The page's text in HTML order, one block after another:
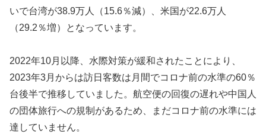
いで台湾が38.9万人（15.6％減）、米国が22.6万人
（29.2％増）となっています。
2022年10月以降、水際対策が緩和されたことにより、
2023年3月からは訪日客数は月間でコロナ前の水準の60％
台後半で推移していました。航空便の回復の遅れや中国人
の団体旅行への規制があるため、まだコロナ前の水準には
達していません。